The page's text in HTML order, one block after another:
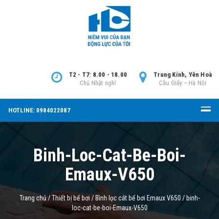
Trung Kính, Yên Hoà
Cầu Giấy – Hà Nội
T2 - T7: 8.00 - 18.00
Chủ Nhật nghỉ
HOTLINE: 0984022087
Binh-Loc-Cat-Be-Boi-
Emaux-V650
Trang chủ/Thiết bị bể bơi / Bình lọc cát bể bơi Emaux V650 / binh-
loc-cat-be-boi-Emaux-V650